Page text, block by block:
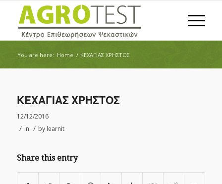
You are here: Home / ΚΕΧΑΓΙΑΣ ΧΡΗΣΤΟΣ
ΚΕΧΑΓΙΑΣ ΧΡΗΣΤΟΣ
12/12/2016
/ in / by learnit
Share this entry